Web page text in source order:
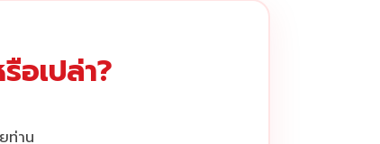
อเปล่า?
ท่าน